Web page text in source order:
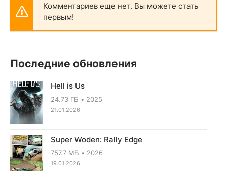
Комментариев еще нет. Вы можете стать
первым!
Последние обновления
Hell is Us
24.73 ГБ 2025
21.01.2026
Super Woden: Rally Edge
757.7 МБ 2026
19.01.2026